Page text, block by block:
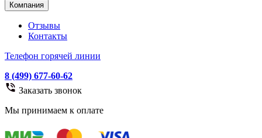
Компания
Отзывы
Контакты
Телефон горячей линии
8 (499) 677-60-62
Заказать звонок
Мы принимаем к оплате